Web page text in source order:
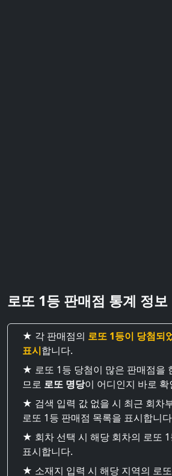
로또 1등 판매점 통계 정보
★ 각 판매점의 로또 1등이 당첨되
표시합니다.
★ 로또 1등 당첨이 많은 판매점을
므로 로또 명당이 어디인지 바로
★ 검색 입력 값 없을 시 최근 회차
로또 1등 판매점 목록을 표시합니
★ 회차 선택 시 해당 회차의 로또
표시합니다.
★ 소재지 입력 시 해당 지역의 로